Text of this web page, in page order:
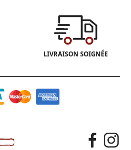
LIVRAISON SOIGNÉE